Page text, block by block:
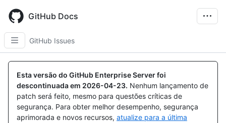
main
content
GitHub Docs
GitHub Issues
Esta versão do GitHub Enterprise Server foi
descontinuada em 2026-04-23. Nenhum lançamento de
patch será feito, mesmo para questões críticas de
segurança. Para obter melhor desempenho, segurança
aprimorada e novos recursos, atualize para a última